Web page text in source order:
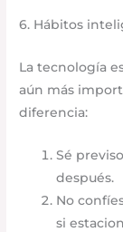
6. Hábitos
La tecnología
aún más
diferencia:
Sé
después.
No
si